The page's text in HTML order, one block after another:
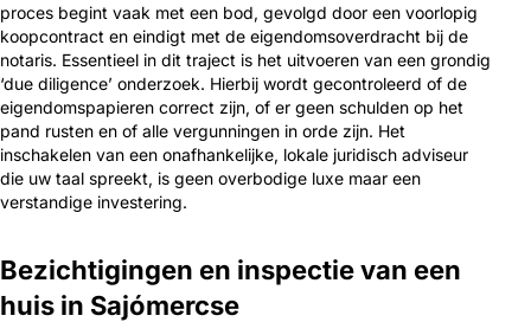
proces begint vaak met een bod, gevolgd door een voorlopig
koopcontract en eindigt met de eigendomsoverdracht bij de
notaris. Essentieel in dit traject is het uitvoeren van een grondig
‘due diligence’ onderzoek. Hierbij wordt gecontroleerd of de
eigendomspapieren correct zijn, of er geen schulden op het
pand rusten en of alle vergunningen in orde zijn. Het
inschakelen van een onafhankelijke, lokale juridisch adviseur
die uw taal spreekt, is geen overbodige luxe maar een
verstandige investering.
Bezichtigingen en inspectie van een
huis in Sajómercse